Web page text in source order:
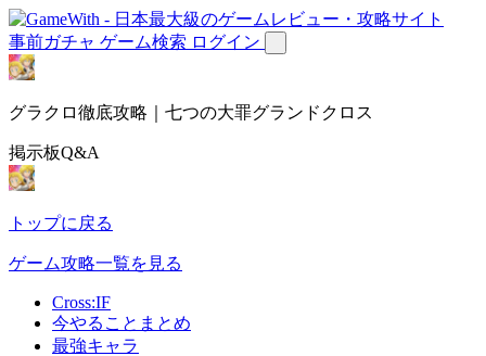
事前ガチャ ゲーム検索 ログイン
グラクロ徹底攻略｜七つの大罪グランドクロス
掲示板Q&A
トップに戻る
ゲーム攻略一覧を見る
Cross:IF
今やることまとめ
最強キャラ